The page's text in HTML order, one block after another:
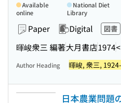
Paper Digital 図書
暉峻衆三 編著大月書店1974
Available
online
National Diet
Library
Author Heading 暉峻, 衆三,
日本農業問題